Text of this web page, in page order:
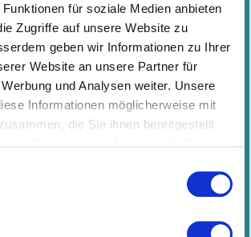
für soziale Medien anbieten
Zugriffe auf unsere Website zu
geben wir Informationen zu Ihrer
Website an unsere Partner für
und Analysen weiter. Unsere
Informationen möglicherweise mit
die Sie ihnen bereitgestellt
12:00 - 13:00